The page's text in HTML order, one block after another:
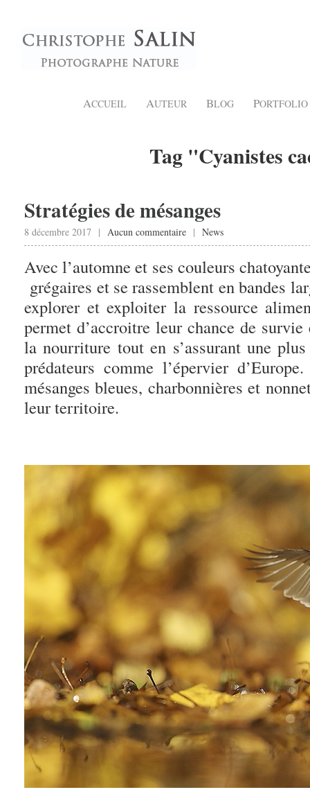
ACCUEIL AUTEUR BLOG PORTFOLIO
Tag "Cyanistes
Stratégies de mésanges
8 décembre 2017 | Aucun commentaire | News
Avec l’automne et ses couleurs
grégaires et se rassemblent en bandes
explorer et exploiter la ressource
permet d’accroitre leur chance de
la nourriture tout en s’assurant une
prédateurs comme l’épervier
mésanges bleues, charbonnières et
leur territoire.